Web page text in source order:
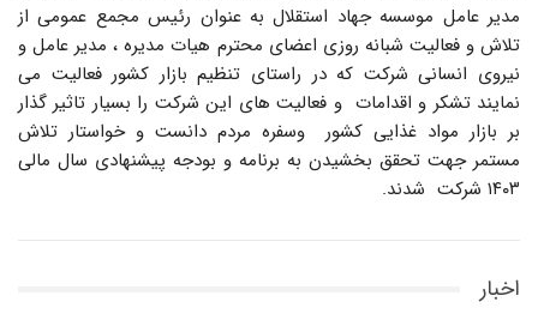
مدیر عامل موسسه جهاد استقلال به عنوان رئیس مجمع عمومی از
تلاش و فعالیت شبانه روزی اعضای محترم هیات مدیره ، مدیر عامل و
نیروی انسانی شرکت که در راستای تنظیم بازار کشور فعالیت می
نمایند تشکر و اقدامات و فعالیت های این شرکت را بسیار تاثیر گذار
بر بازار مواد غذایی کشور وسفره مردم دانست و خواستار تلاش
مستمر جهت تحقق بخشیدن به برنامه و بودجه پیشنهادی سال مالی
۱۴۰۳ شرکت شدند.
اخبار